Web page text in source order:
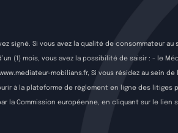
Si vous avez la qualité de consommateur au
(1) mois, vous avez la possibilité de saisir : - le
mobilians.fr, Si vous résidez au sein de
à la plateforme de règlement en ligne des litiges
la Commission européenne, en cliquant sur le lien